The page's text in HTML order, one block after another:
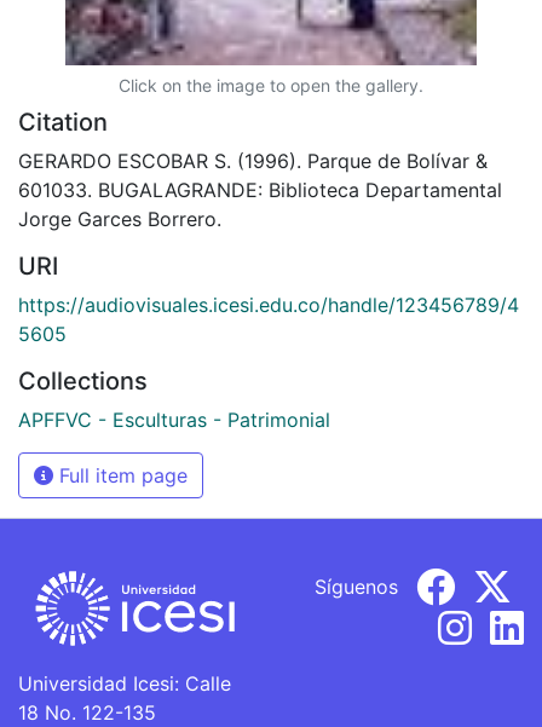
Click on the image to open the gallery.
Citation
GERARDO ESCOBAR S. (1996). Parque de Bolívar &
601033. BUGALAGRANDE: Biblioteca Departamental
Jorge Garces Borrero.
URI
https://audiovisuales.icesi.edu.co/handle/123456789/4
5605
Collections
APFFVC - Esculturas - Patrimonial
Full item page
Universidad Icesi: Calle
18 No. 122-135
Síguenos